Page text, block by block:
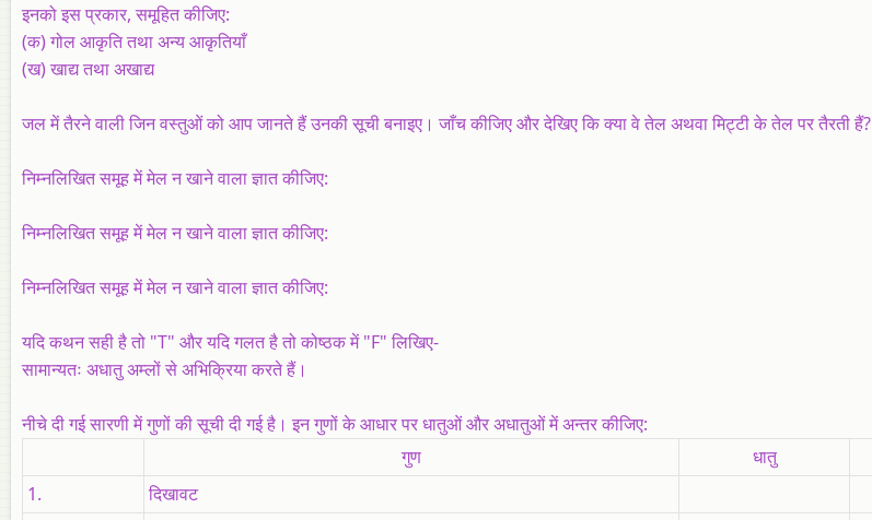
इनको इस प्रकार, समूहित कीजिए:
(क)गोल आकृति तथा अन्य आकृतियाँ
(ख)खाद्य तथा अखाद्य
जल में तैरने वाली जिन वस्तुओं को आप जानते हैं उनकी सूची बनाइए। जाँच कीजिए और देखिए कि क्या वे तेल अथवा मिट्टी के तेल पर तैरती हैं?
निम्नलिखित समूह में मेल न खाने वाला ज्ञात कीजिए:
निम्नलिखित समूह में मेल न खाने वाला ज्ञात कीजिए:
निम्नलिखित समूह में मेल न खाने वाला ज्ञात कीजिए:
यदि कथन सही है तो "T" और यदि गलत है तो कोष्ठक में "F" लिखिए-
सामान्यतः अधातु अम्लों से अभिक्रिया करते हैं।
नीचे दी गई सारणी में गुणों की सूची दी गई है। इन गुणों के आधार पर धातुओं और अधातुओं में अन्तर कीजिए:
गुण
धातु
1.
दिखावट